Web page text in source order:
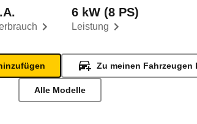
Leistung
6 kW (8 PS)
Zu meinen Fahrzeugen
Alle Modelle